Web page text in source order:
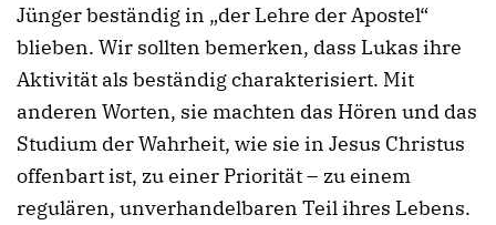
Jünger beständig in „der Lehre der Apostel“
blieben. Wir sollten bemerken, dass Lukas ihre
Aktivität als beständig charakterisiert. Mit
anderen Worten, sie machten das Hören und das
Studium der Wahrheit, wie sie in Jesus Christus
offenbart ist, zu einer Priorität – zu einem
regulären, unverhandelbaren Teil ihres Lebens.